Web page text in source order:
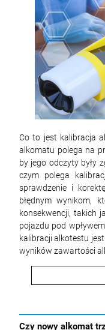
Co to jest kalibracja
alkomatu polega na
by jego odczyty były
czym polega
sprawdzenie i
błędnym wynikom,
konsekwencji, takich
pojazdu pod
kalibracji alkotestu
wyników zawartości
Czy nowy alkomat